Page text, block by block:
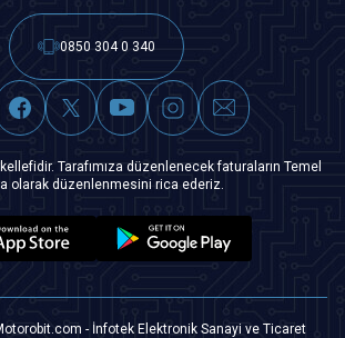
0850 304 0 340
Tarafımıza düzenlenecek faturaların Temel
olarak düzenlenmesini rica ederiz.
- İnfotek Elektronik Sanayi ve Ticaret